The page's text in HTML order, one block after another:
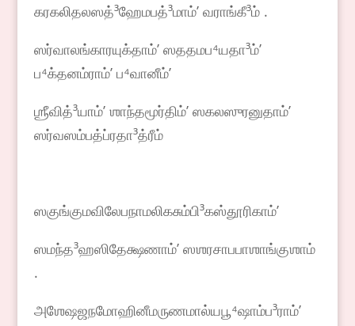
கரகலிதலஸத்³ஹேமபத்³மாம்ʼ வராங்கீ³ம் .
ஸர்வாலங்காரயுக்தாம்ʼ ஸததமப⁴யதா³ம்ʼ
ப⁴க்தனம்ராம்ʼ ப⁴வானீம்ʼ
ஶ்ரீவித்³யாம்ʼ ஶாந்தமூர்திம்ʼ ஸகலஸுரனுதாம்ʼ
ஸர்வஸம்பத்ப்ரதா³த்ரீம்
ஸகுங்குமவிலேபநாமலிகசும்பி³கஸ்தூரிகாம்ʼ
ஸமந்த³ஹஸிதேக்ஷணாம்ʼ ஸஶரசாபபாஶாங்குஶாம்
.
அஶேஷஜநமோஹினீமருணமால்யபூ⁴ஷாம்ப³ராம்ʼ